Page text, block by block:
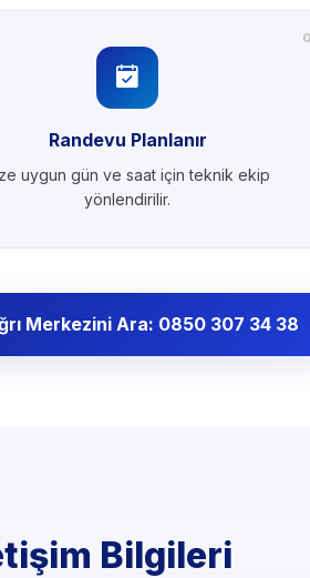
Randevu Planlanır
uygun gün ve saat için teknik ekip
yönlendirilir.
Merkezini Ara: 0850 307 34 38
Bilgileri